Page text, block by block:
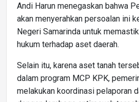
Andi Harun menegaskan bahwa
akan menyerahkan persoalan ini
Negeri Samarinda untuk
hukum terhadap aset daerah.
Selain itu, karena aset tanah
dalam program MCP KPK,
melakukan koordinasi pelaporan